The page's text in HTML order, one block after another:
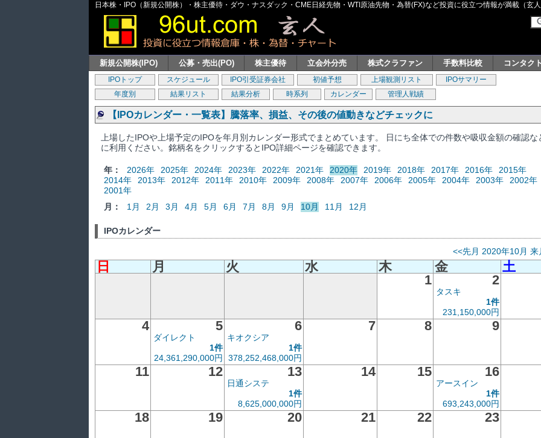
日本株・IPO（新規公開株）・株主優待・ダウ・ナスダック・CME日経先物・WTI原油先物・為替(FX)など投資に役立つ情報が満載（玄
新規公開株(IPO) 公募・売出(PO) 株主優待 立会外分売 株式クラファン 手数料比較 コンタク
IPOトップ スケジュール IPO引受証券会社 初値予想 上場観測リスト
IPOサマリー
年度別
結果リスト 結果分析 時系列 カレンダー 管理人戦績
【IPOカレンダー・一覧表】騰落率、損益、その後の値動きなどチェックに
上場したIPOや上場予定のIPOを年月別カレンダー形式でまとめています。 日にち全体での件数や吸収金額の確認な
に利用ください。銘柄名をクリックするとIPO詳細ページを確認できます。
年： 2026年 2025年 2024年 2023年 2022年 2021年 2020年 2019年 2018年 2017年 2016年
2015年
2014年
2013年 2012年 2011年 2010年 2009年 2008年 2007年 2006年 2005年 2004年 2003年
2002年
2001年
月：
1月 2月 3月 4月 5月 6月 7月 8月 9月 10月 11月 12月
IPOカレンダー
<<先月 2020年10月 来
日 月 火 水 木 金
土
1
2
タスキ
1件
231,150,000円
4 5
ダイレクト
1件
24,361,290,000円
6
キオクシア
1件
378,252,468,000円
7 8 9
11 12 13
日通システ
1件
8,625,000,000円
14 15 16
アースイン
1件
693,243,000円
18 19 20 21 22
23